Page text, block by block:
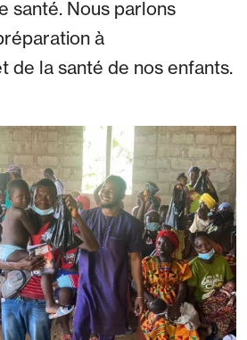
santé. Nous parlons
à
de la santé de nos enfants.